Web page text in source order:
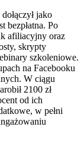
jako
bezpłatna. Po
afiliacyjny oraz
skrypty
szkoleniowe.
na Facebooku
W ciągu
2100 zł
od ich
w pełni